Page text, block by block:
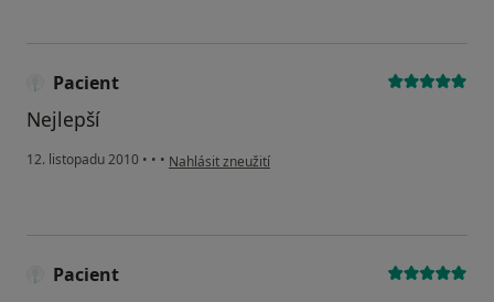
Pacient
Nejlepší
12. listopadu 2010 • • • podle názoru uživatele Pacient
Nahlásit zneužití
Pacient